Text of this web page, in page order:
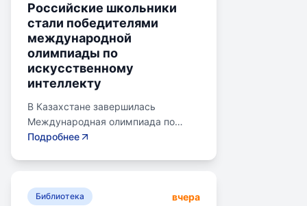
Российские школьники
стали победителями
международной
олимпиады по
искусственному
интеллекту
В Казахстане завершилась
Международная олимпиада по
искусственному интеллекту.
бронзовую медаль. Олимпиада
Подробнее
Библиотека вчера